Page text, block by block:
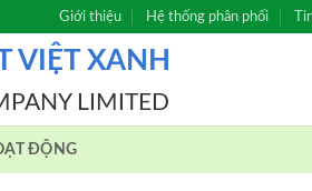
Giới thiệu Hệ thống phân phối
VIỆT XANH
LIMITED
ĐỘNG